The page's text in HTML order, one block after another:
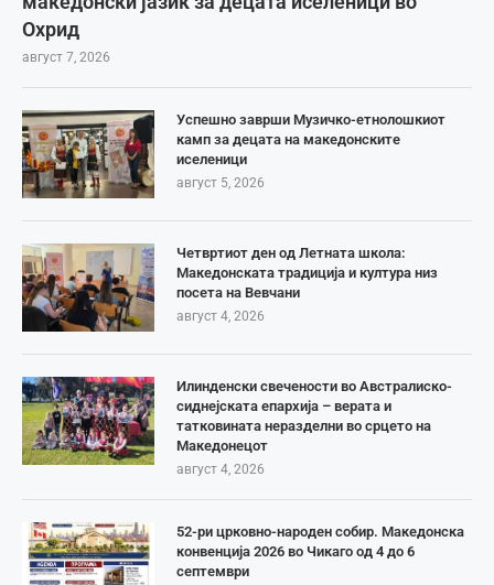
Охрид
август 7, 2026
Успешно заврши Музичко-етнолошкиот
камп за децата на македонските
иселеници
август 5, 2026
Четвртиот ден од Летната школа:
Македонската традиција и култура низ
посета на Вевчани
август 4, 2026
Илинденски свечености во Австралиско-
сиднејската епархија – верата и
татковината неразделни во срцето на
Македонецот
август 4, 2026
52-ри црковно-народен собир. Македонска
конвенција 2026 во Чикаго од 4 до 6
септември